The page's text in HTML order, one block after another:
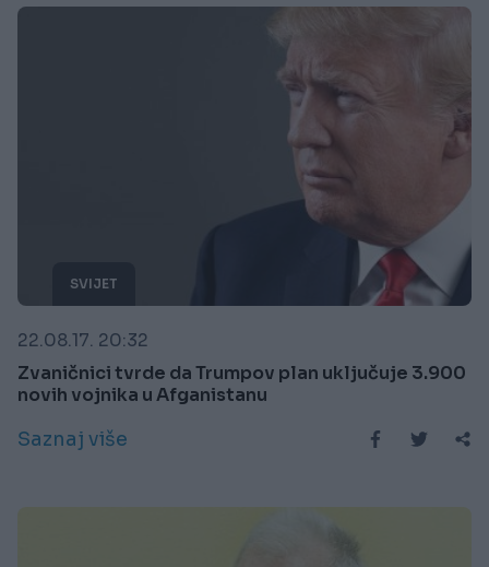
SVIJET
22.08.17. 20:32
Zvaničnici tvrde da Trumpov plan uključuje 3.900
novih vojnika u Afganistanu
Saznaj više